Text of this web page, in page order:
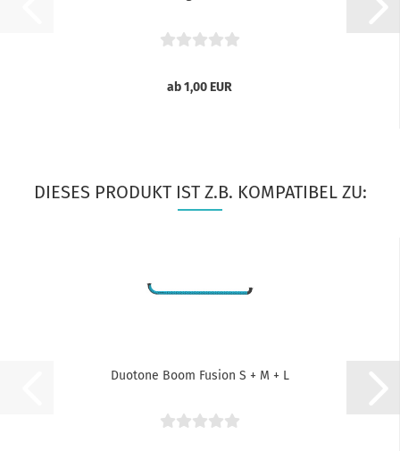
ab 1,00 EUR
DIESES PRODUKT IST Z.B. KOMPATIBEL ZU:
Duotone Boom Fusion S + M + L